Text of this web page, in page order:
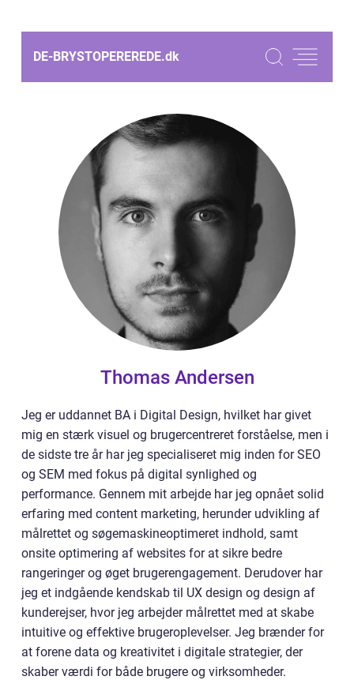
DE-BRYSTOPEREREDE.dk
Thomas Andersen
Jeg er uddannet BA i Digital Design, hvilket har givet
mig en stærk visuel og brugercentreret forståelse, men i
de sidste tre år har jeg specialiseret mig inden for SEO
og SEM med fokus på digital synlighed og
performance. Gennem mit arbejde har jeg opnået solid
erfaring med content marketing, herunder udvikling af
målrettet og søgemaskineoptimeret indhold, samt
onsite optimering af websites for at sikre bedre
rangeringer og øget brugerengagement. Derudover har
jeg et indgående kendskab til UX design og design af
kunderejser, hvor jeg arbejder målrettet med at skabe
intuitive og effektive brugeroplevelser. Jeg brænder for
at forene data og kreativitet i digitale strategier, der
skaber værdi for både brugere og virksomheder.